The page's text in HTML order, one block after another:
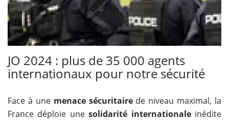
JO 2024 : plus de 35 000 agents
internationaux pour notre sécurité
Face à une menace sécuritairede niveau maximal, la
France déploie unesolidarité internationaleinédite